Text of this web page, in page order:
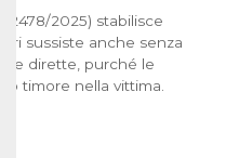
2478/2025) stabilisce
sussiste anche senza
dirette, purché le
timore nella vittima.